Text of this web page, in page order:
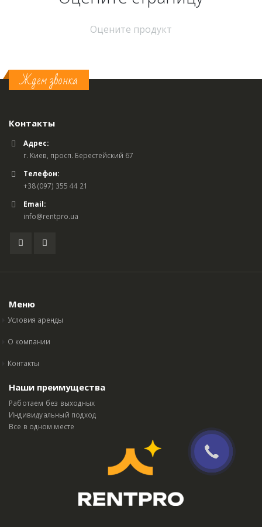
Оцените продукт
Ждем звонка
Контакты
Адрес:
г. Киев, просп. Берестейский 67
Телефон:
+38 (097) 355 44 21
Email:
info@rentpro.ua
Меню
Условия аренды
О компании
Контакты
Наши преимущества
Работаем без выходных
Индивидуальный подход
Все в одном месте